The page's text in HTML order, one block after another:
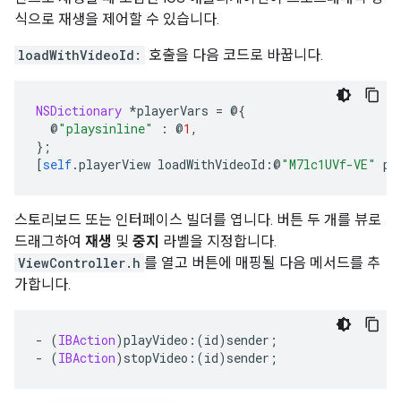
식으로 재생을 제어할 수 있습니다.
loadWithVideoId: 호출을 다음 코드로 바꿉니다.
NSDictionary *playerVars = @{
@"playsinline" : @1 ,
};
[self.playerView loadWithVideoId :@"M7lc1UVf-VE"
스토리보드 또는 인터페이스 빌더를 엽니다. 버튼 두 개를 뷰로
드래그하여 재생 및 중지 라벨을 지정합니다.
ViewController.h 를 열고 버튼에 매핑될 다음 메서드를 추
가합니다.
- (IBAction)playVideo :(id) sender ;
-
(IBAction) stopVideo :(id) sender ;